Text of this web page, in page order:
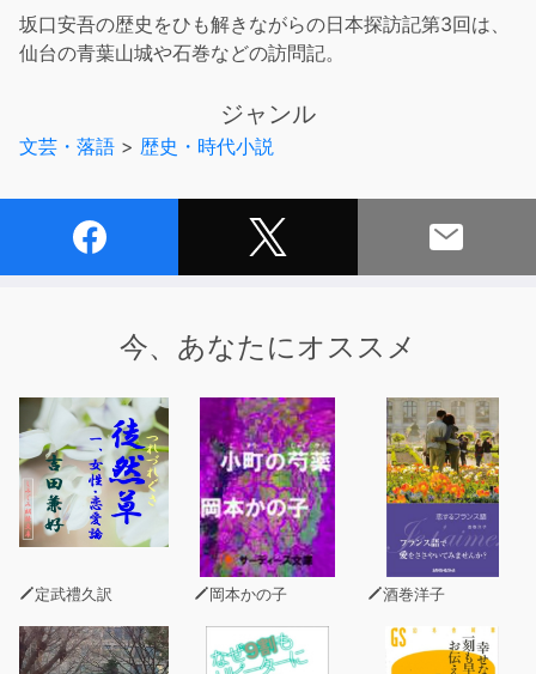
坂口安吾の歴史をひも解きながらの日本探訪記第3回は、
仙台の青葉山城や石巻などの訪問記。
ジャンル
文芸・落語 > 歴史・時代小説
今、あなたにオススメ
定武禮久訳 岡本かの子 酒巻洋子